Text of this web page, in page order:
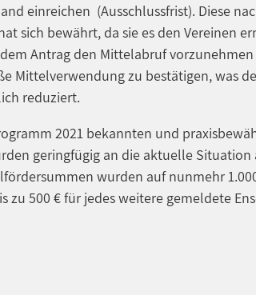
einreichen (Ausschlussfrist). Diese
sich bewährt, da sie es den Vereinen
Antrag den Mittelabruf
Mittelverwendung zu bestätigen, was
reduziert.
2021 bekannten und
geringfügig an die aktuelle Situation
wurden auf nunmehr
zu 500 € für jedes weitere gemeldete